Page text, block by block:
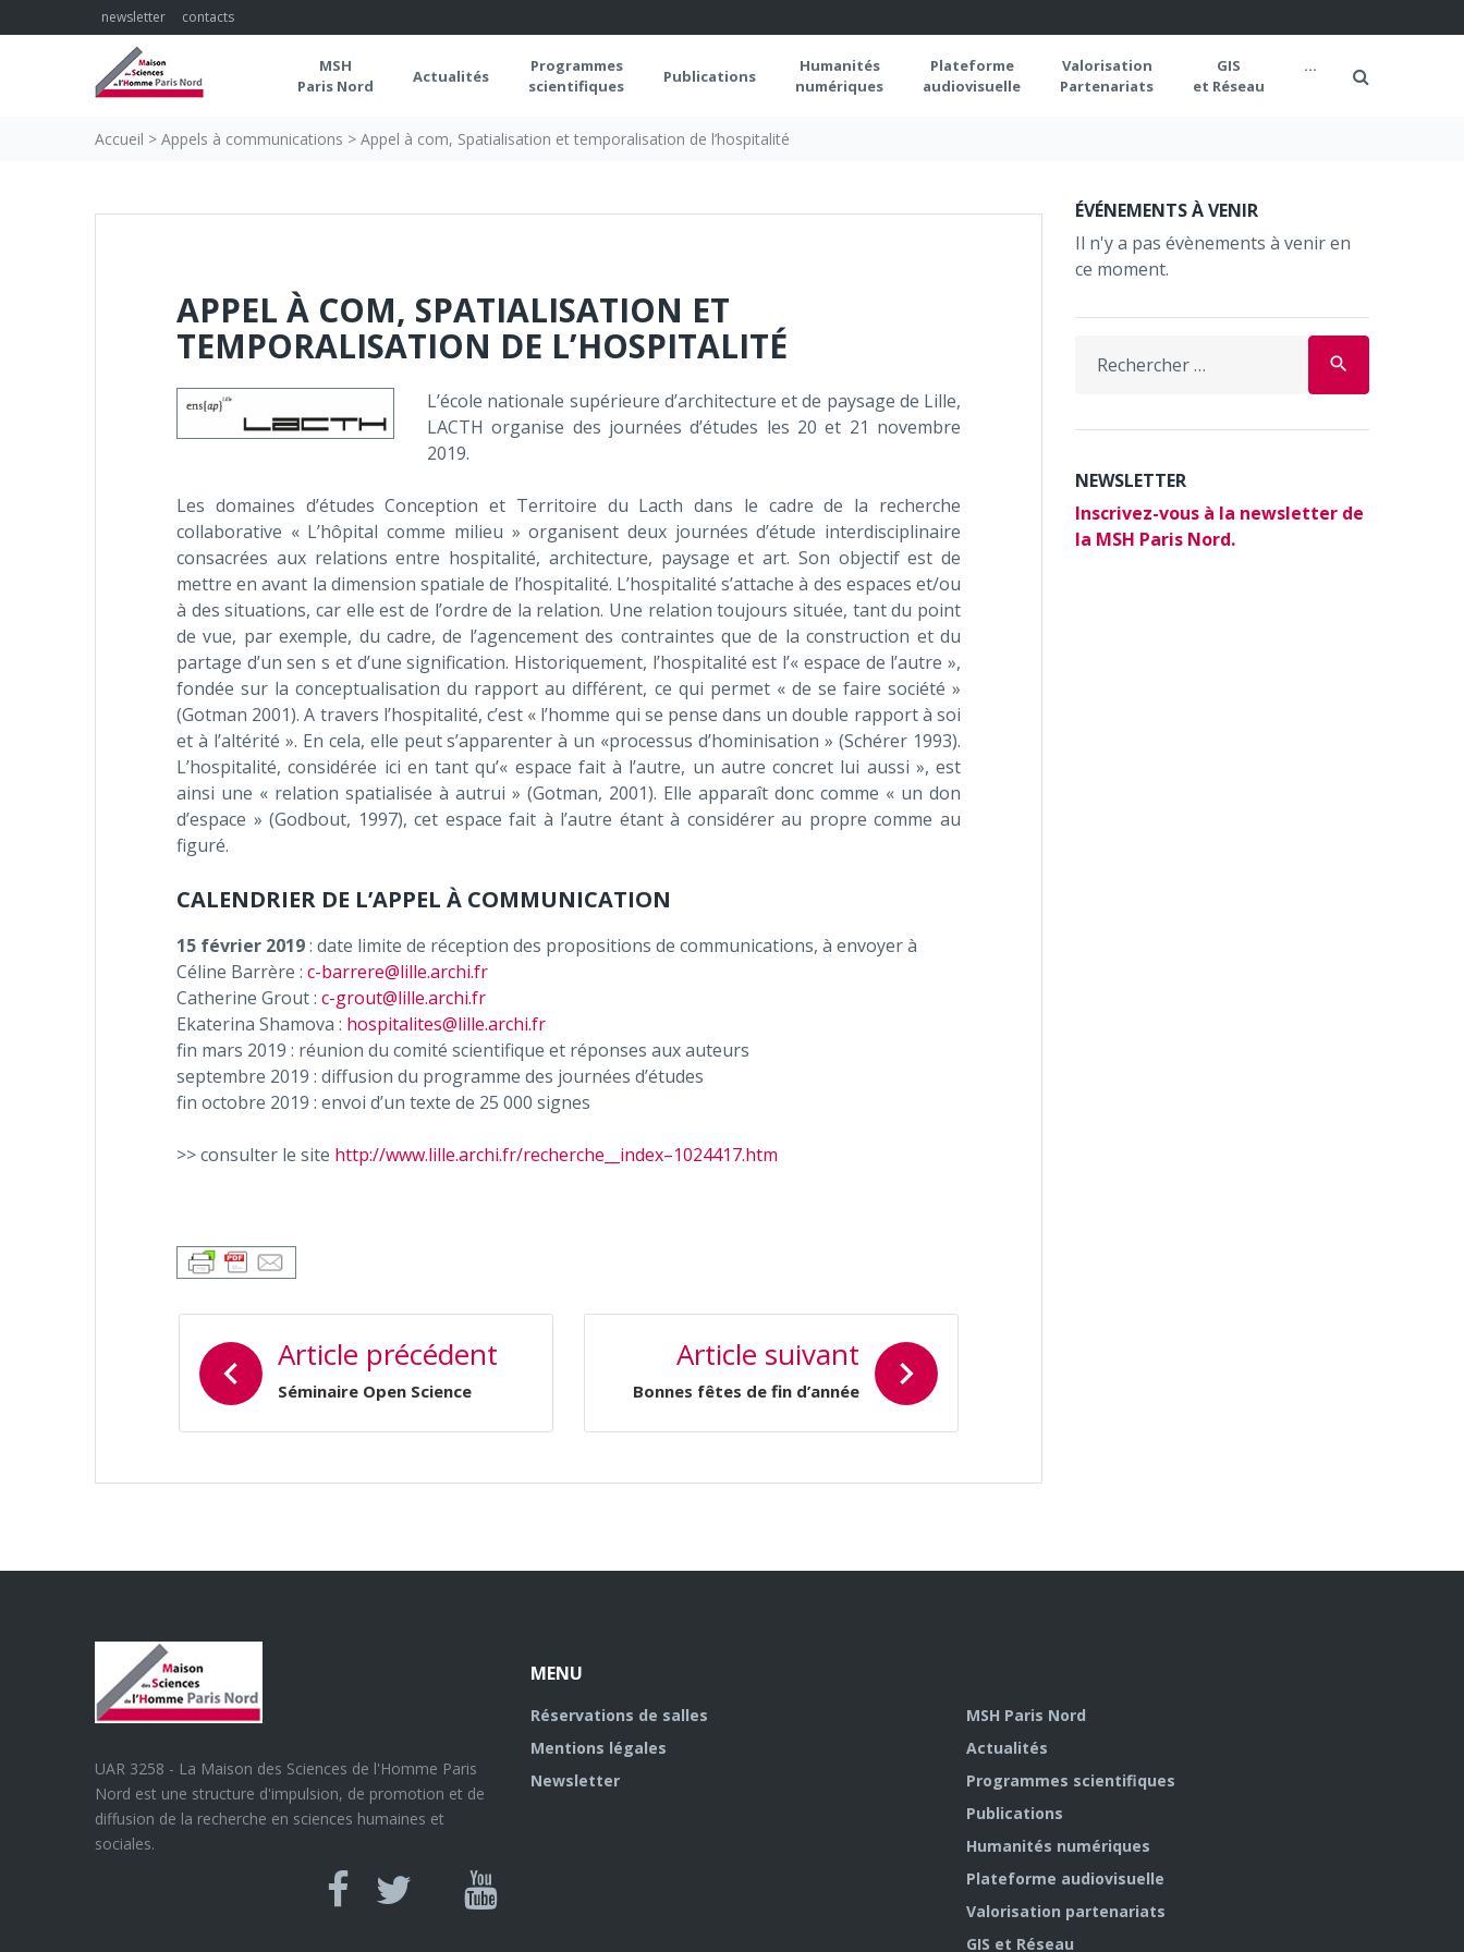
to
newsletter contacts
MSH
Paris Nord
Actualités
Programmes
scientifiques
Publications
Humanités
numériques
Plateforme
audiovisuelle
Valorisation
Partenariats
GIS
et Réseau
...
Accueil > Appels à communications > Appel à com, Spatialisation et temporalisation de l’hospitalité
APPEL À COM, SPATIALISATION ET
TEMPORALISATION DE L’HOSPITALITÉ
L’école nationale supérieure d’architecture et de paysage de Lille,
LACTH organise des journées d’études les 20 et 21 novembre
2019.
Les domaines d’études Conception et Territoire du Lacth dans le cadre de la recherche
collaborative « L’hôpital comme milieu » organisent deux journées d’étude interdisciplinaire
consacrées aux relations entre hospitalité, architecture, paysage et art. Son objectif est de
mettre en avant la dimension spatiale de l’hospitalité. L’hospitalité s’attache à des espaces et/ou
à des situations, car elle est de l’ordre de la relation. Une relation toujours située, tant du point
de vue, par exemple, du cadre, de l’agencement des contraintes que de la construction et du
partage d’un sen s et d’une signification. Historiquement, l’hospitalité est l’« espace de l’autre »,
fondée sur la conceptualisation du rapport au différent, ce qui permet « de se faire société »
(Gotman 2001). A travers l’hospitalité, c’est « l’homme qui se pense dans un double rapport à soi
et à l’altérité ». En cela, elle peut s’apparenter à un «processus d’hominisation » (Schérer 1993).
L’hospitalité, considérée ici en tant qu’« espace fait à l’autre, un autre concret lui aussi », est
ainsi une « relation spatialisée à autrui » (Gotman, 2001). Elle apparaît donc comme « un don
d’espace » (Godbout, 1997), cet espace fait à l’autre étant à considérer au propre comme au
figuré.
CALENDRIER DE L’APPEL À COMMUNICATION
15 février 2019: date limite de réception des propositions de communications, à envoyer à
Céline Barrère : c-barrere@lille.archi.fr
Catherine Grout : c-grout@lille.archi.fr
Ekaterina Shamova : hospitalites@lille.archi.fr
fin mars 2019 : réunion du comité scientifique et réponses aux auteurs
septembre 2019 : diffusion du programme des journées d’études
fin octobre 2019 : envoi d’un texte de 25 000 signes
>> consulter le site http://www.lille.archi.fr/recherche__index–1024417.htm
NAVIGATION
DE
L’ARTICLE
Article précédent
Séminaire Open Science
Article suivant
Bonnes fêtes de fin d’année
ÉVÉNEMENTS À VENIR
Il n'y a pas évènements à venir en
ce moment.
for:
search
NEWSLETTER
Inscrivez-vous à la newsletter de
la MSH Paris Nord.
UAR 3258 - La Maison des Sciences de l'Homme Paris
Nord est une structure d'impulsion, de promotion et de
diffusion de la recherche en sciences humaines et
sociales.
Canal
MENU
Réservations de salles
Mentions légales
Newsletter
MSH Paris Nord
Actualités
Programmes scientifiques
Publications
Humanités numériques
Plateforme audiovisuelle
Valorisation partenariats
GIS et Réseau